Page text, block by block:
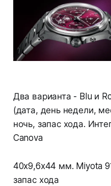
Два варианта - Blu и
(дата, день недели,
ночь, запас хода.
Canova
40x9,6x44 мм. Miyota
запас хода